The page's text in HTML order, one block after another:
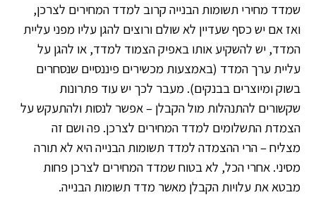
שמדד מחירי תשומות הבנייה קרוב למדד המחירים לצרכן,
ואז אם יש כסף שעדיין לא שולם ורוצים להגן עליו מפני עליית
המדד, יש להשקיע אותו באפיק הצמוד למדד, או להגן על
עליית ערך המדד (באמצעות מכשירים פיננסיים שנסחרים
בשוק ומיוצרים בבנקים). מעבר לכך יש עוד פתרונות
שקשורים להתנהלות מול הקבלן – אפשר לנסות ולהתעקש על
הצמדת התשלומים למדד המחירים לצרכן. פה ושם זה
מצליח – הרי ההצמדה למדד תשומות הבנייה היא לא תורה
מסיני. אחרי הכל, לא בטוח שמדד המחירים לצרכן פחות
מבטא את עלויות הקבלן מאשר מדד תשומות הבנייה.